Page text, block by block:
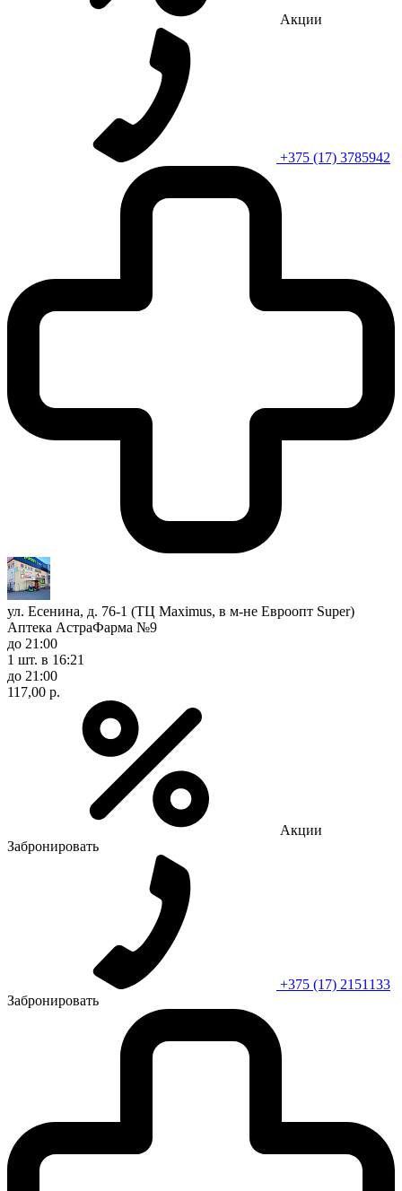
Акции
+375 (17) 3785942
ул. Есенина, д. 76-1 (ТЦ Maximus, в м-не Евроопт Super)
Аптека АстраФарма №9
до 21:00
1 шт. в 16:21
до 21:00
117,00 р.
Акции
Забронировать
+375 (17) 2151133
Забронировать